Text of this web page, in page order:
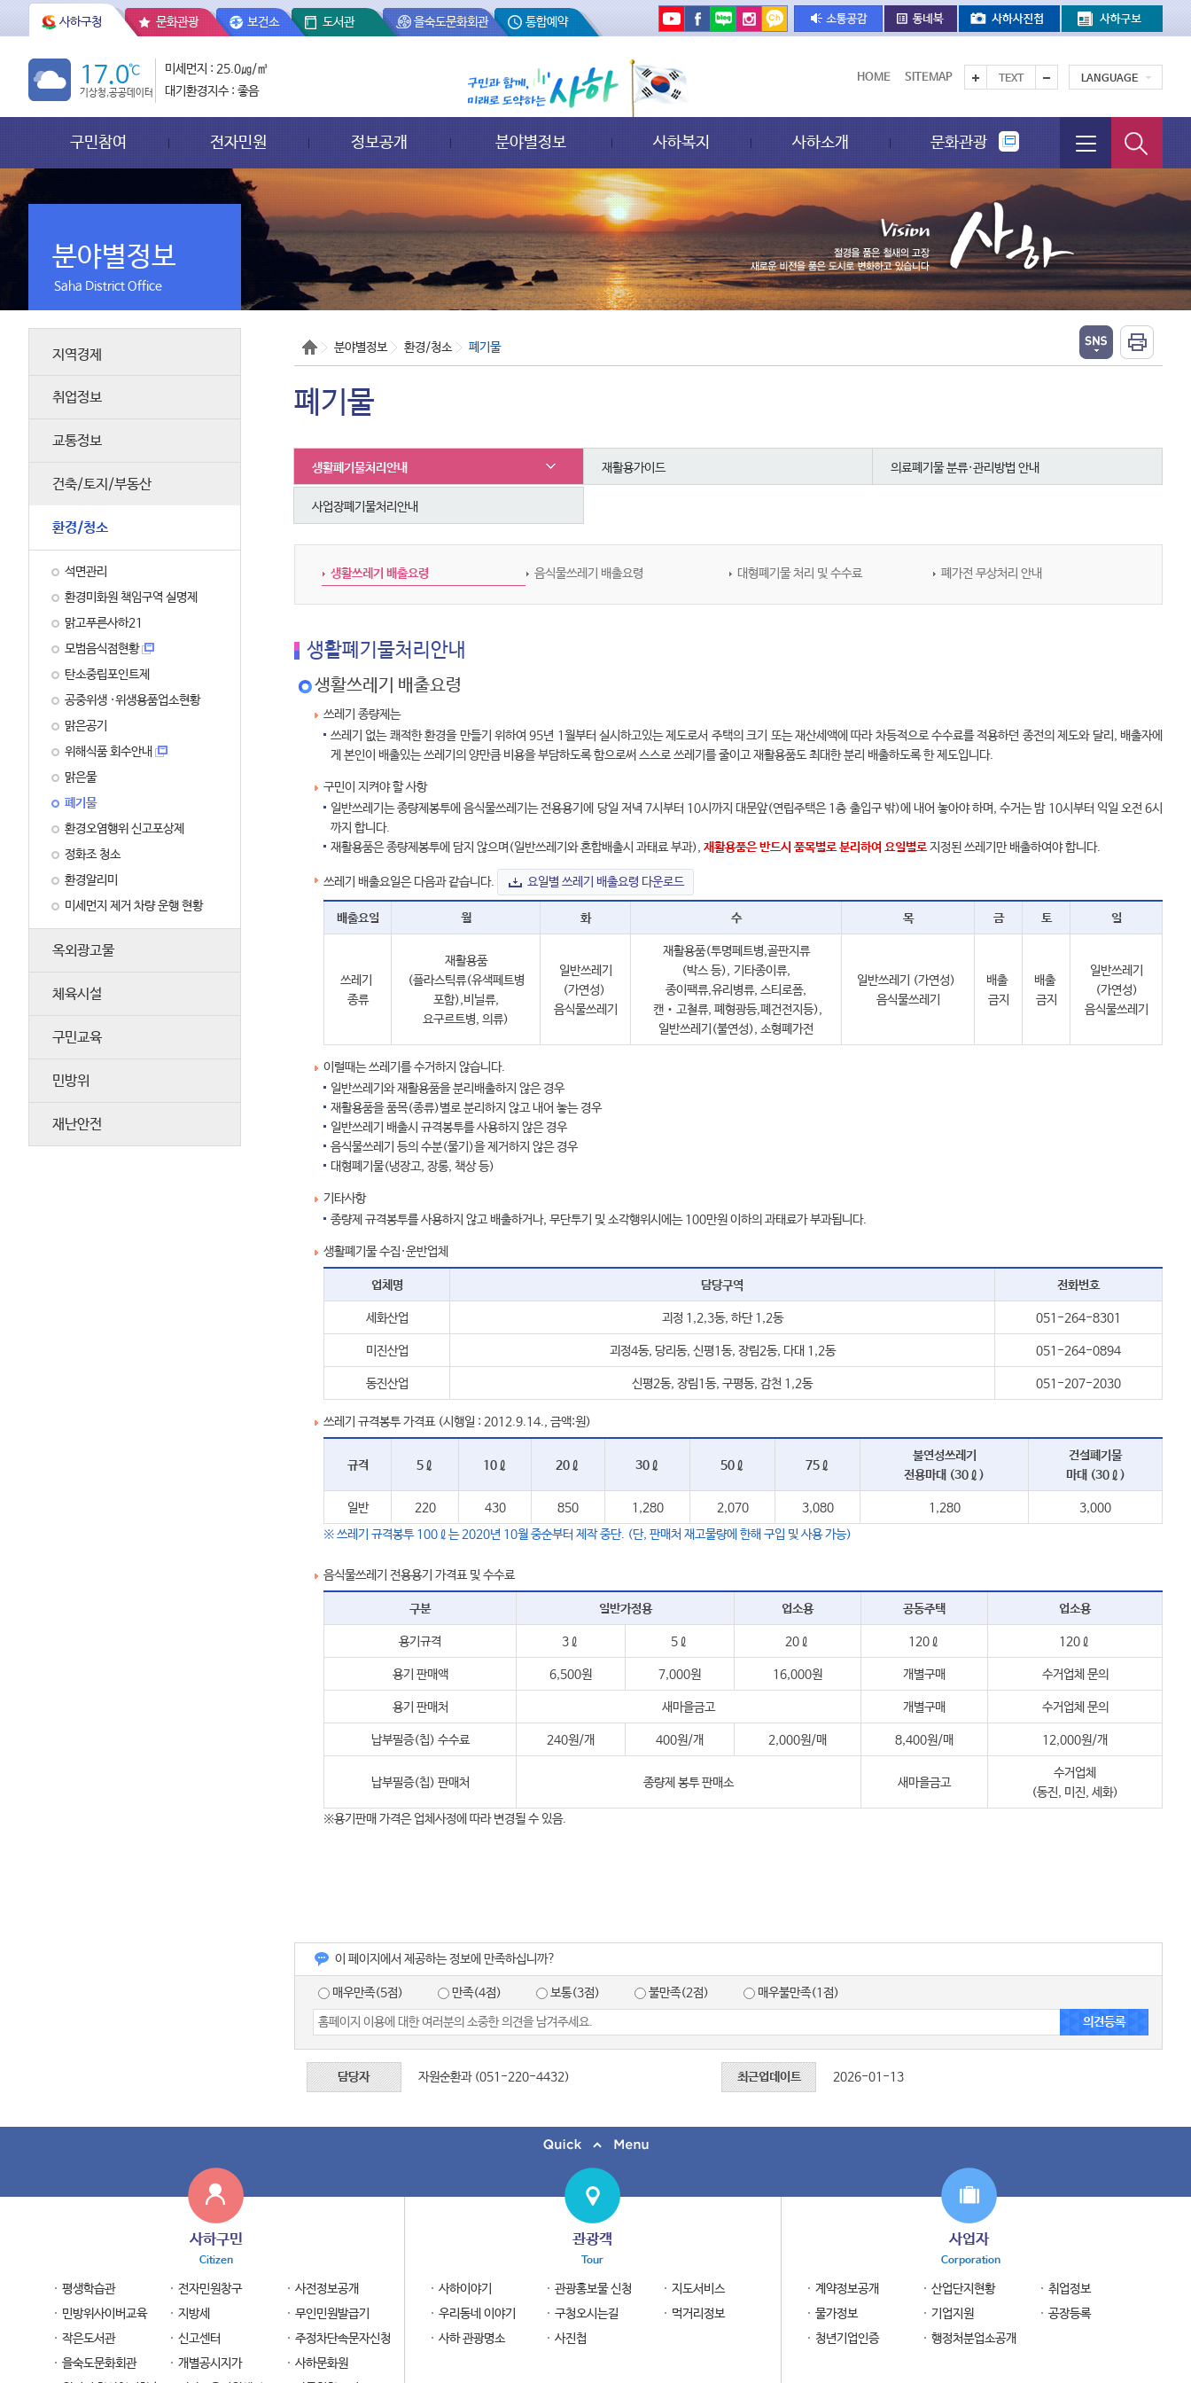
사하구청 문화관광 보건소 도서관 을숙도문화회관 통합예약
17.0℃
기상청,공공데이터
미세먼지 : 25.0㎍/㎥
대기환경지수 : 좋음
HOME SITEMAP TEXT LANGUAGE
구민참여 전자민원 정보공개 분야별정보 사하복지 사하소개 문화관광
분야별정보
Saha District Office
지역경제
취업정보
교통정보
건축/토지/부동산
환경/청소
석면관리
환경미화원 책임구역 실명제
맑고푸른사하21
모범음식점현황
탄소중립포인트제
공중위생 ·위생용품업소현황
맑은공기
위해식품 회수안내
맑은물
폐기물
환경오염행위 신고포상제
정화조 청소
환경알리미
미세먼지 제거 차량 운행 현황
옥외광고물
체육시설
구민교육
민방위
재난안전
분야별정보 환경/청소 폐기물
폐기물
생활폐기물처리안내 재활용가이드 의료폐기물 분류·관리방법 안내
사업장폐기물처리안내
생활쓰레기 배출요령 음식물쓰레기 배출요령 대형폐기물 처리 및 수수료 폐가전 무상처리 안내
생활폐기물처리안내
생활쓰레기 배출요령
쓰레기 종량제는
쓰레기 없는 쾌적한 환경을 만들기 위하여 95년 1월부터 실시하고있는 제도로서 주택의 크기 또는 재산세액에 따라 차등적으로 수수료를 적용하던 종전의 제도와 달리, 배출자에
게 본인이 배출있는 쓰레기의 양만큼 비용을 부담하도록 함으로써 스스로 쓰레기를 줄이고 재활용품도 최대한 분리 배출하도록 한 제도입니다.
구민이 지켜야 할 사항
일반쓰레기는 종량제봉투에 음식물쓰레기는 전용용기에 당일 저녁 7시부터 10시까지 대문앞(연립주택은 1층 출입구 밖)에 내어 놓아야 하며, 수거는 밤 10시부터 익일 오전 6시
까지 합니다.
재활용품은 종량제봉투에 담지 않으며(일반쓰레기와 혼합배출시 과태료 부과), 재활용품은 반드시 품목별로 분리하여 요일별로지정된 쓰레기만 배출하여야 합니다.
쓰레기 배출요일은 다음과 같습니다. 요일별 쓰레기 배출요령 다운로드
배출요일 월 화 수 목 금 토 일
쓰레기
종류
재활용품
(플라스틱류(유색페트병
포함),비닐류,
요구르트병, 의류)
일반쓰레기
(가연성)
음식물쓰레기
재활용품(투명페트병,골판지류
(박스 등), 기타종이류,
종이팩류,유리병류, 스티로폼,
캔‧고철류, 폐형광등,폐건전지등),
일반쓰레기(불연성), 소형폐가전
일반쓰레기 (가연성)
음식물쓰레기
배출
금지
배출
금지
일반쓰레기
(가연성)
음식물쓰레기
이럴때는 쓰레기를 수거하지 않습니다.
일반쓰레기와 재활용품을 분리배출하지 않은 경우
재활용품을 품목(종류)별로 분리하지 않고 내어 놓는 경우
일반쓰레기 배출시 규격봉투를 사용하지 않은 경우
음식물쓰레기 등의 수분(물기)을 제거하지 않은 경우
대형폐기물(냉장고, 장롱, 책상 등)
기타사항
종량제 규격봉투를 사용하지 않고 배출하거나, 무단투기 및 소각행위시에는 100만원 이하의 과태료가 부과됩니다.
생활폐기물 수집·운반업체
업체명 담당구역 전화번호
세화산업 괴정 1,2,3동, 하단 1,2동 051-264-8301
미진산업 괴정4동, 당리동, 신평1동, 장림2동, 다대 1,2동 051-264-0894
동진산업 신평2동, 장림1동, 구평동, 감천 1,2동 051-207-2030
쓰레기 규격봉투 가격표 (시행일 : 2012.9.14., 금액:원)
규격 5ℓ 10ℓ 20ℓ 30ℓ 50ℓ 75ℓ
불연성쓰레기
전용마대 (30ℓ)
건설폐기물
마대 (30ℓ)
일반 220 430 850 1,280 2,070 3,080 1,280
3,000
※ 쓰레기 규격봉투 100ℓ는 2020년 10월 중순부터 제작 중단. (단, 판매처 재고물량에 한해 구입 및 사용 가능)
음식물쓰레기 전용용기 가격표 및 수수료
구분 일반가정용 업소용 공동주택 업소용
용기규격 3ℓ 5ℓ 20ℓ 120ℓ 120ℓ
용기 판매액 6,500원 7,000원 16,000원 개별구매 수거업체 문의
용기 판매처 새마을금고 개별구매 수거업체 문의
납부필증(칩) 수수료 240원/개 400원/개 2,000원/매 8,400원/매 12,000원/개
납부필증(칩) 판매처 종량제 봉투 판매소 새마을금고
수거업체
(동진, 미진, 세화)
※용기판매 가격은 업체사정에 따라 변경될 수 있음.
이 페이지에서 제공하는 정보에 만족하십니까?
매우만족(5점) 만족(4점) 보통(3점) 불만족(2점) 매우불만족(1점)
담당자 자원순환과 (051-220-4432) 최근업데이트 2026-01-13
사하구민
Citizen
평생학습관 전자민원창구
사전정보공개
민방위사이버교육
지방세
무인민원발급기
작은도서관
신고센터
주정차단속문자신청
을숙도문화회관
개별공시지가
사하문화원
관광객
Tour
사하이야기 관광홍보물 신청
지도서비스
우리동네 이야기
구청오시는길
먹거리정보
사하 관광명소
사진첩
사업자
Corporation
계약정보공개 산업단지현황
취업정보
물가정보
기업지원
공장등록
청년기업인증
행정처분업소공개